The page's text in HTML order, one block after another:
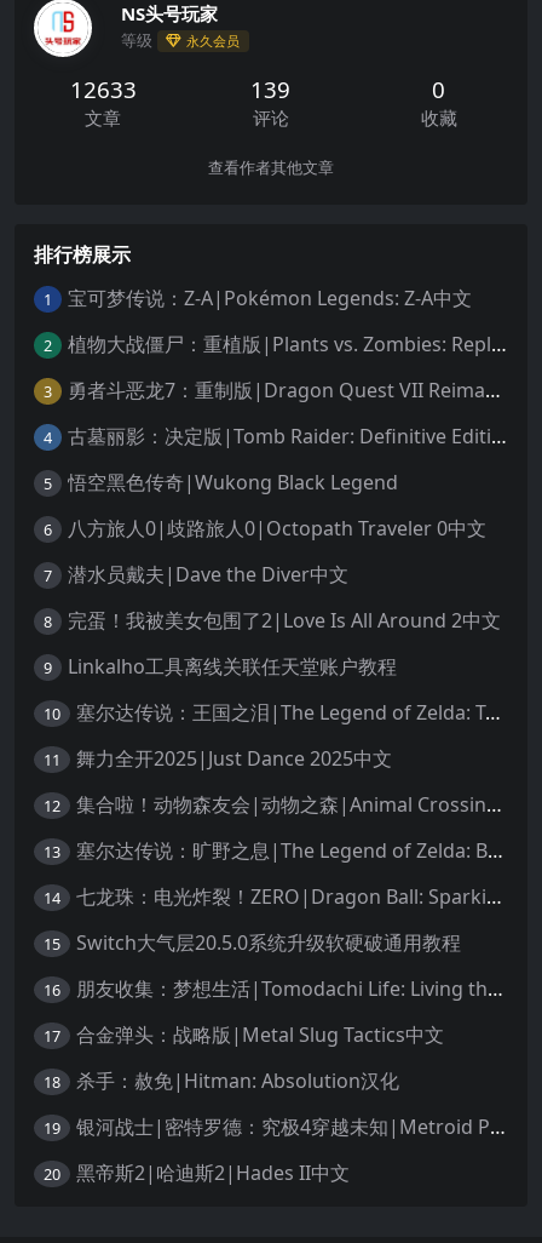
NS头号玩家
等级 永久会员
12633
文章
139
评论
0
收藏
查看作者其他文章
排行榜展示
1 宝可梦传说：Z-A|Pokémon Legends: Z-A中文
2 植物大战僵尸：重植版|Plants vs. Zombies: Replanted中文
3 勇者斗恶龙7：重制版|Dragon Quest VII Reimagined中文
4 古墓丽影：决定版|Tomb Raider: Definitive Edition中文
5 悟空黑色传奇|Wukong Black Legend
6 八方旅人0|歧路旅人0|Octopath Traveler 0中文
7 潜水员戴夫|Dave the Diver中文
8 完蛋！我被美女包围了2|Love Is All Around 2中文
9 Linkalho工具离线关联任天堂账户教程
10 塞尔达传说：王国之泪|The Legend of Zelda: Tears of the Kingdom中文
11 舞力全开2025|Just Dance 2025中文
12 集合啦！动物森友会|动物之森|Animal Crossing: New Horizons中文
13 塞尔达传说：旷野之息|The Legend of Zelda: Breath of the Wild中文
14 七龙珠：电光炸裂！ZERO|Dragon Ball: Sparking! Zero中文
15 Switch大气层20.5.0系统升级软硬破通用教程
16 朋友收集：梦想生活|Tomodachi Life: Living the Dream中文
17 合金弹头：战略版|Metal Slug Tactics中文
18 杀手：赦免|Hitman: Absolution汉化
19 银河战士|密特罗德：究极4穿越未知|Metroid Prime 4: Beyond中文
20 黑帝斯2|哈迪斯2|Hades II中文